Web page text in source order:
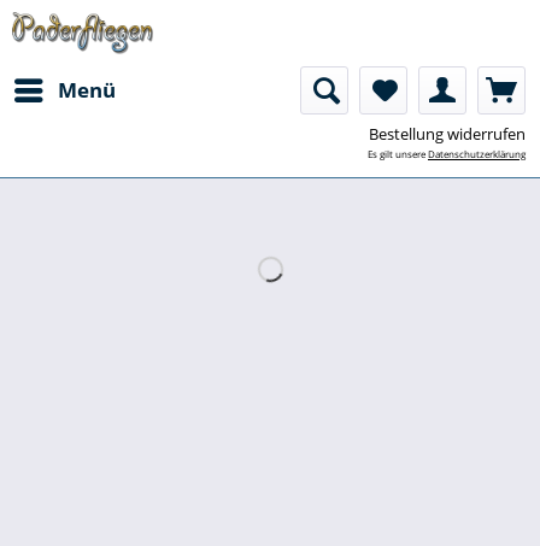
Menü
Bestellung widerrufen
Es gilt unsereDatenschutzerklärung